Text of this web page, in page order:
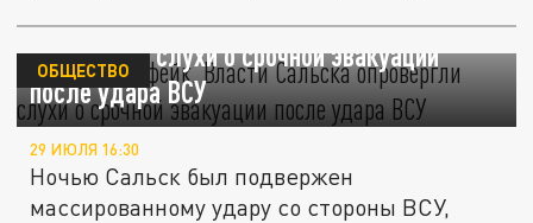
"Осторожно, фейк". Власти Сальска
опровергли слухи о срочной эвакуации
после удара ВСУ
ОБЩЕСТВО
29 ИЮЛЯ 16:30
Ночью Сальск был подвержен
массированному удару со стороны ВСУ,